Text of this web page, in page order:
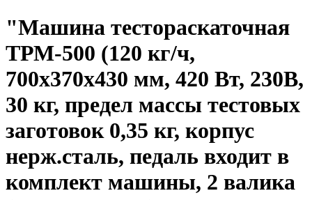
"Машина тестораскаточная
ТРМ-500 (120 кг/ч,
700x370x430 мм, 420 Вт, 230В,
30 кг, предел массы тестовых
заготовок 0,35 кг, корпус
нерж.сталь, педаль входит в
комплект машины, 2 валика